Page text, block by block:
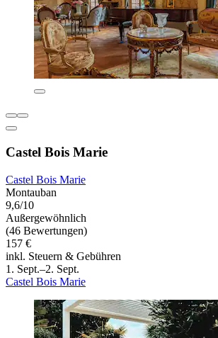
Castel Bois Marie
Castel Bois Marie
Montauban
9,6/10
Außergewöhnlich
(46 Bewertungen)
157 €
inkl. Steuern & Gebühren
1. Sept.–2. Sept.
Castel Bois Marie